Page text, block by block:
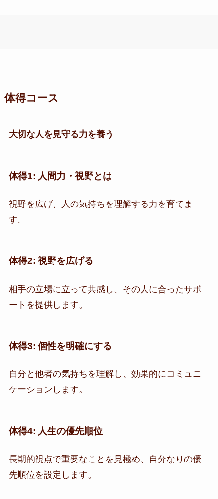
体得コース
大切な人を見守る力を養う
体得1: 人間力・視野とは
視野を広げ、人の気持ちを理解する力を育てま
す。
体得2: 視野を広げる
相手の立場に立って共感し、その人に合ったサポ
ートを提供します。
体得3: 個性を明確にする
自分と他者の気持ちを理解し、効果的にコミュニ
ケーションします。
体得4: 人生の優先順位
長期的視点で重要なことを見極め、自分なりの優
先順位を設定します。